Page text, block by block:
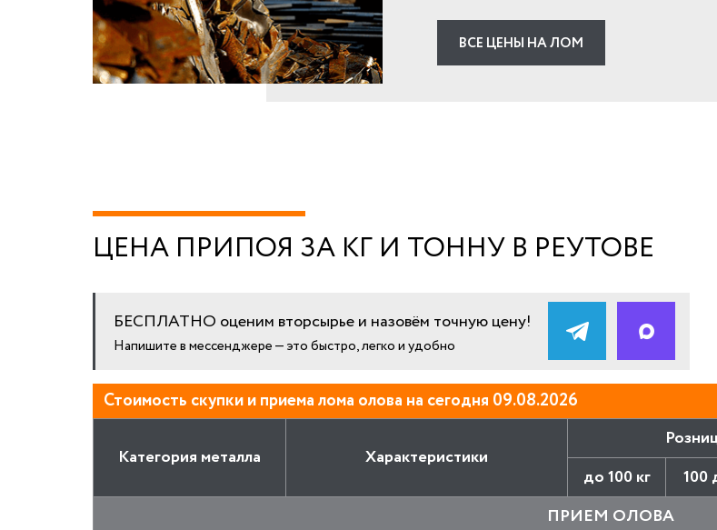
ВСЕ ЦЕНЫ НА ЛОМ
ЦЕНА ПРИПОЯ ЗА КГ И ТОННУ В РЕУТОВЕ
БЕСПЛАТНО оценим вторсырье и назовём точную цену!
Напишите в мессенджере — это быстро, легко и удобно
Стоимость скупки и приема лома олова на сегодня 09.08.2026
Категория металла Характеристики
до 100 кг
100
ПРИЕМ ОЛОВА